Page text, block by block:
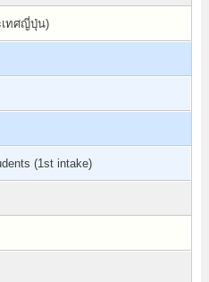
เทศญี่ปุ่น)
(1st intake)